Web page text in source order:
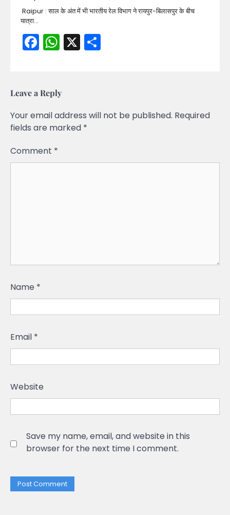
Raipur : साल के अंत में भी भारतीय रेल विभाग ने रायपुर-बिलासपुर के बीच
यात्रा…
Facebook
WhatsApp
X
Leave a Reply
Your email address will not be published. Required
fields are marked *
Comment *
Name *
Email *
Website
Save my name, email, and website in this
browser for the next time I comment.